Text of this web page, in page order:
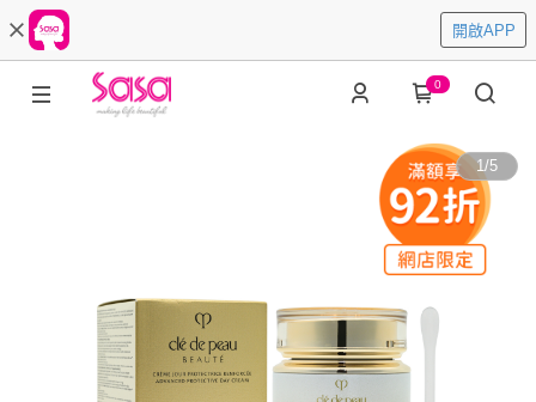
開啟APP
0
1/5